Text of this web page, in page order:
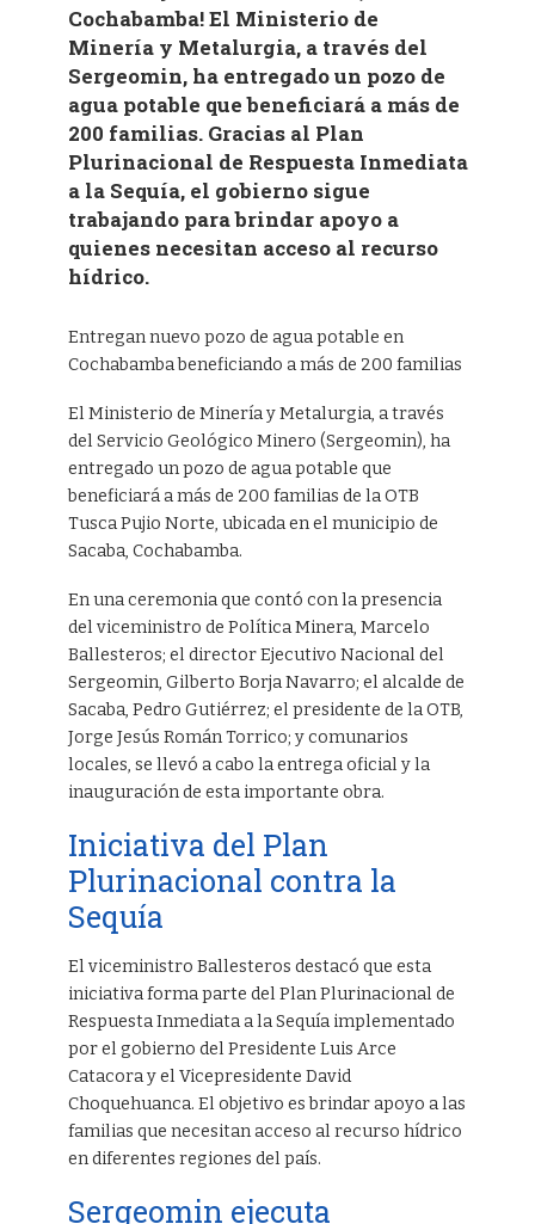
Cochabamba! El Ministerio de
Minería y Metalurgia, a través del
Sergeomin, ha entregado un pozo de
agua potable que beneficiará a más de
200 familias. Gracias al Plan
Plurinacional de Respuesta Inmediata
a la Sequía, el gobierno sigue
trabajando para brindar apoyo a
quienes necesitan acceso al recurso
hídrico.
Entregan nuevo pozo de agua potable en
Cochabamba beneficiando a más de 200 familias
El Ministerio de Minería y Metalurgia, a través
del Servicio Geológico Minero (Sergeomin), ha
entregado un pozo de agua potable que
beneficiará a más de 200 familias de la OTB
Tusca Pujio Norte, ubicada en el municipio de
Sacaba, Cochabamba.
En una ceremonia que contó con la presencia
del viceministro de Política Minera, Marcelo
Ballesteros; el director Ejecutivo Nacional del
Sergeomin, Gilberto Borja Navarro; el alcalde de
Sacaba, Pedro Gutiérrez; el presidente de la OTB,
Jorge Jesús Román Torrico; y comunarios
locales, se llevó a cabo la entrega oficial y la
inauguración de esta importante obra.
Iniciativa del Plan
Plurinacional contra la
Sequía
El viceministro Ballesteros destacó que esta
iniciativa forma parte del Plan Plurinacional de
Respuesta Inmediata a la Sequía implementado
por el gobierno del Presidente Luis Arce
Catacora y el Vicepresidente David
Choquehuanca. El objetivo es brindar apoyo a las
familias que necesitan acceso al recurso hídrico
en diferentes regiones del país.
Sergeomin ejecuta